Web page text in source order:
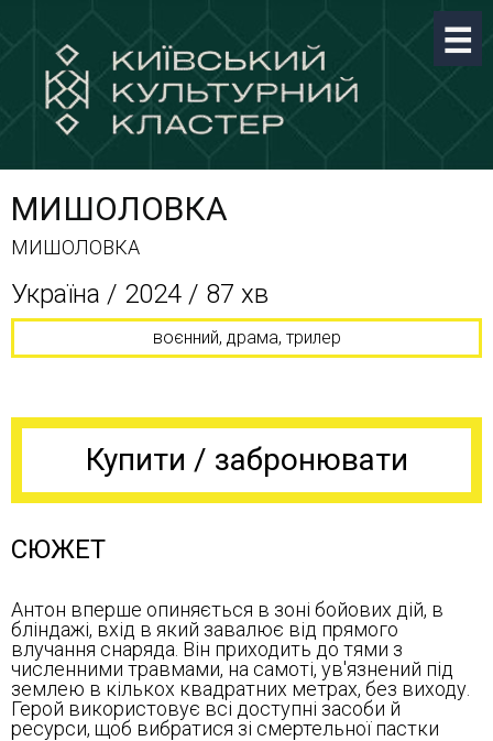
МИШОЛОВКА
МИШОЛОВКА
Україна / 2024 / 87 хв
воєнний, драма, трилер
Купити / забронювати
СЮЖЕТ
Антон вперше опиняється в зоні бойових дій, в
бліндажі, вхід в який завалює від прямого
влучання снаряда. Він приходить до тями з
численними травмами, на самоті, ув'язнений під
землею в кількох квадратних метрах, без виходу.
Герой використовує всі доступні засоби й
ресурси, щоб вибратися зі смертельної пастки